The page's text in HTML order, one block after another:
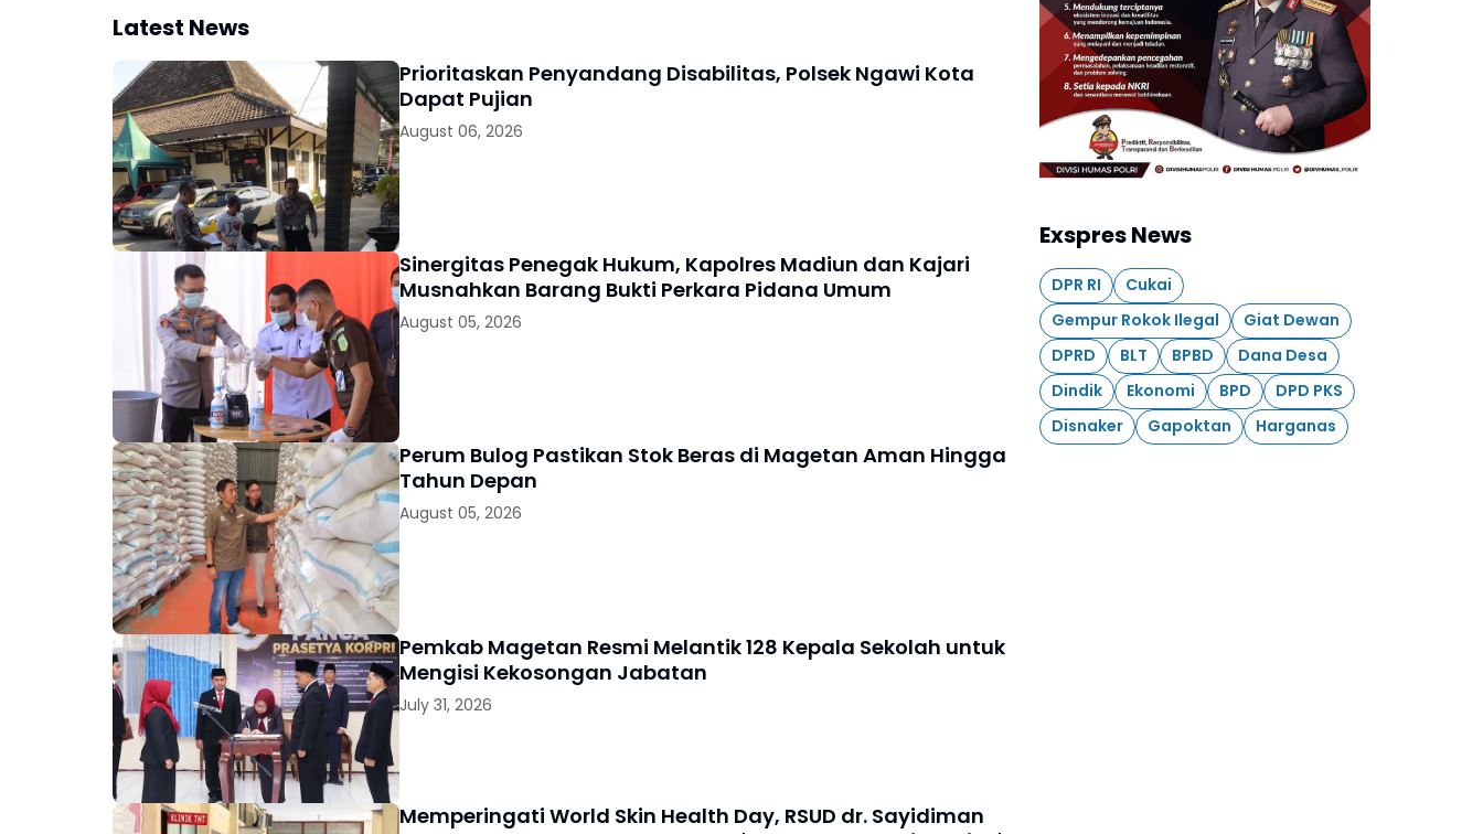
Latest News
Prioritaskan Penyandang Disabilitas, Polsek Ngawi Kota
Dapat Pujian
August 06, 2026
Sinergitas Penegak Hukum, Kapolres Madiun dan Kajari
Musnahkan Barang Bukti Perkara Pidana Umum
August 05, 2026
Perum Bulog Pastikan Stok Beras di Magetan Aman Hingga
Tahun Depan
August 05, 2026
Pemkab Magetan Resmi Melantik 128 Kepala Sekolah untuk
Mengisi Kekosongan Jabatan
July 31, 2026
Memperingati World Skin Health Day, RSUD dr. Sayidiman
Exspres News
DPR RI
Cukai
Gempur Rokok Ilegal
Giat Dewan
DPRD
BLT BPBD
Dana Desa
Dindik
Ekonomi BPD
DPD PKS
Disnaker
Gapoktan Harganas